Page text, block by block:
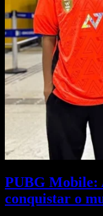
PUBG Mobile:
conquistar o